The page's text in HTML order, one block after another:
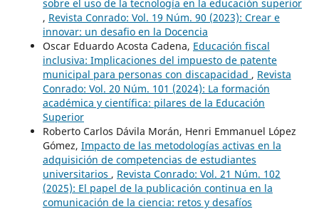
sobre el uso de la tecnología en la educación superior
, Revista Conrado: Vol. 19 Núm. 90 (2023): Crear e
innovar: un desafio en la Docencia
Oscar Eduardo Acosta Cadena, Educación fiscal
inclusiva: Implicaciones del impuesto de patente
municipal para personas con discapacidad , Revista
Conrado: Vol. 20 Núm. 101 (2024): La formación
académica y científica: pilares de la Educación
Superior
Roberto Carlos Dávila Morán, Henri Emmanuel López
Gómez, Impacto de las metodologías activas en la
adquisición de competencias de estudiantes
universitarios , Revista Conrado: Vol. 21 Núm. 102
(2025): El papel de la publicación continua en la
comunicación de la ciencia: retos y desafíos